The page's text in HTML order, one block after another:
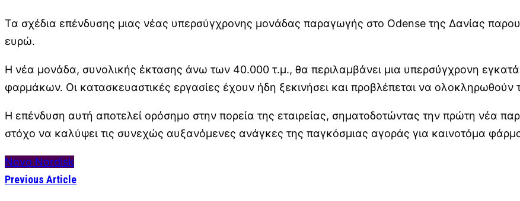
Τα σχέδια επένδυσης μιας νέας υπερσύγχρονης μονάδας παραγωγής στο Odense της Δανίας
ευρώ.
Η νέα μονάδα, συνολικής έκτασης άνω των 40.000 τ.μ., θα περιλαμβάνει μια υπερσύγχρονη
φαρμάκων. Οι κατασκευαστικές εργασίες έχουν ήδη ξεκινήσει και προβλέπεται να ολοκληρωθούν
Η επένδυση αυτή αποτελεί ορόσημο στην πορεία της εταιρείας, σηματοδοτώντας την πρώτη νέα
στόχο να καλύψει τις συνεχώς αυξανόμενες ανάγκες της παγκόσμιας αγοράς για καινοτόμα
Novo Nordisk
Previous Article